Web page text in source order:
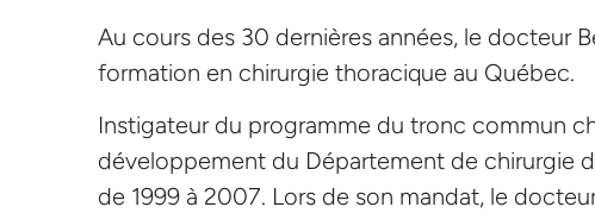
Au cours des 30 dernières années, le docteur
formation en chirurgie thoracique au Québec.
Instigateur du programme du tronc commun
développement du Département de chirurgie
de 1999 à 2007. Lors de son mandat, le